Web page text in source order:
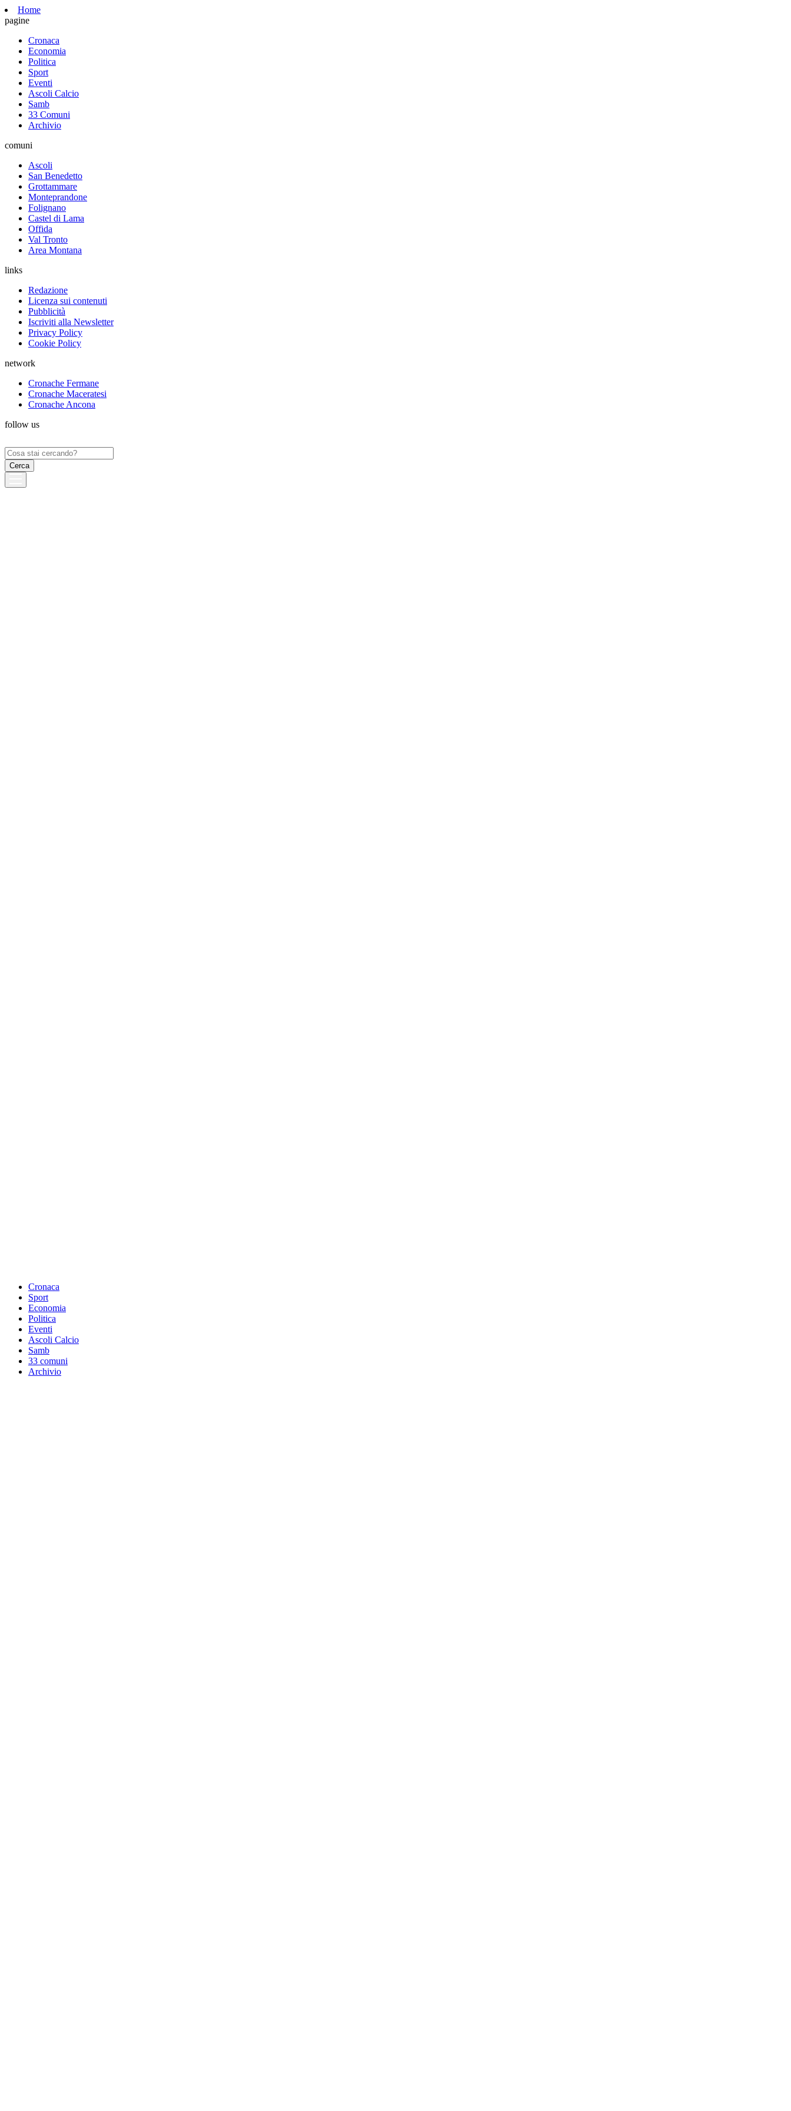
Home
pagine
Cronaca
Economia
Politica
Sport
Eventi
Ascoli Calcio
Samb
33 Comuni
Archivio
comuni
Ascoli
San Benedetto
Grottammare
Monteprandone
Folignano
Castel di Lama
Offida
Val Tronto
Area Montana
links
Redazione
Licenza sui contenuti
Pubblicità
Iscriviti alla Newsletter
Privacy Policy
Cookie Policy
network
Cronache Fermane
Cronache Maceratesi
Cronache Ancona
follow us
Ricerca
per:
Cronaca
Sport
Economia
Politica
Eventi
Ascoli Calcio
Samb
33 comuni
Archivio